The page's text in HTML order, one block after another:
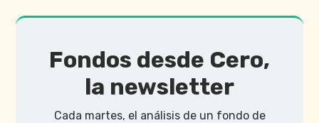
Fondos desde Cero,
la newsletter
Cada martes, el análisis de un fondo de